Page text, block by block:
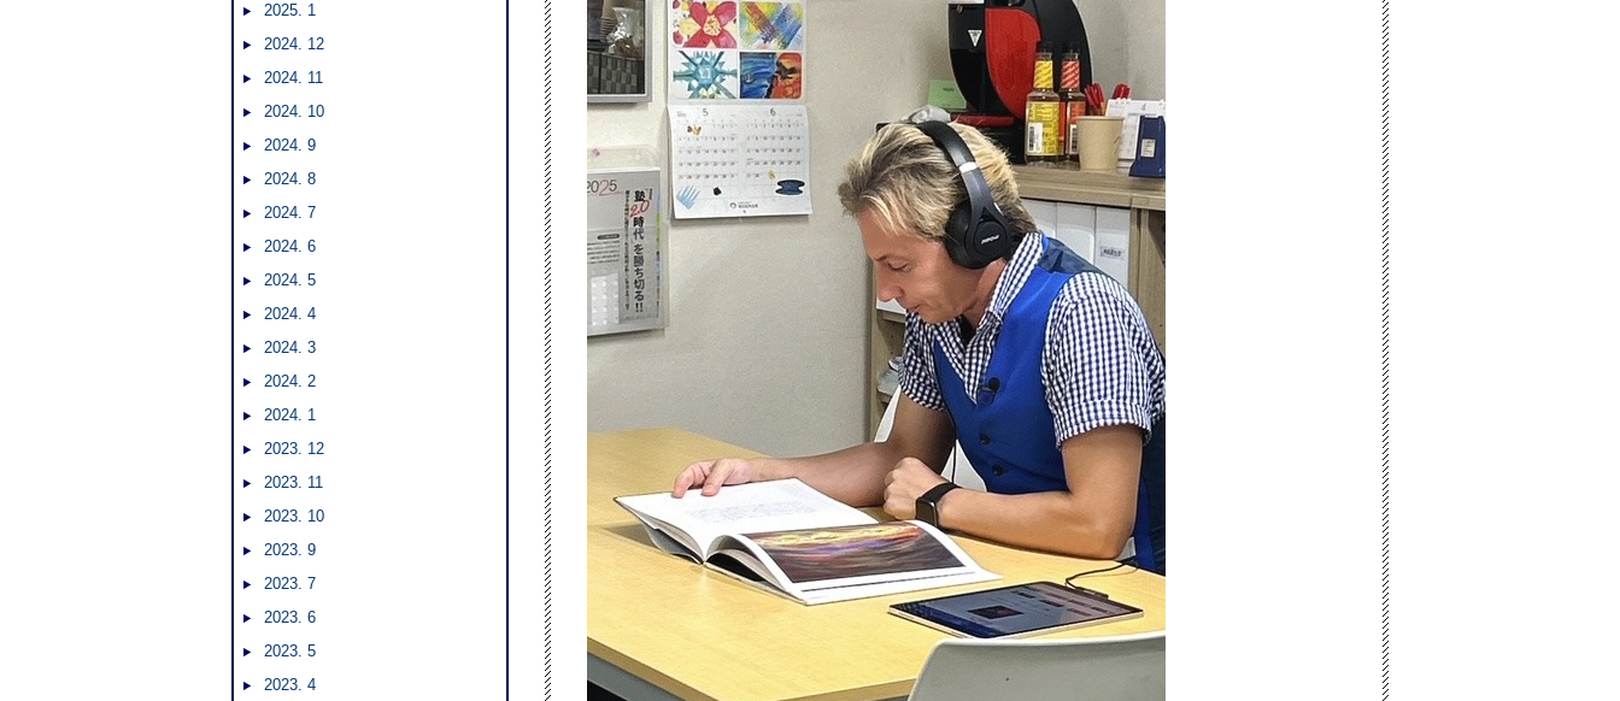
2025. 1
2024. 12
2024. 11
2024. 10
2024. 9
2024. 8
2024. 7
2024. 6
2024. 5
2024. 4
2024. 3
2024. 2
2024. 1
2023. 12
2023. 11
2023. 10
2023. 9
2023. 7
2023. 6
2023. 5
2023. 4